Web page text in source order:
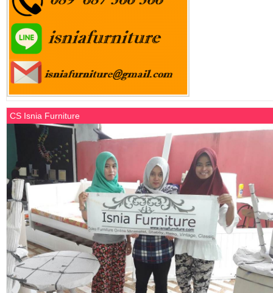
CS Isnia Furniture